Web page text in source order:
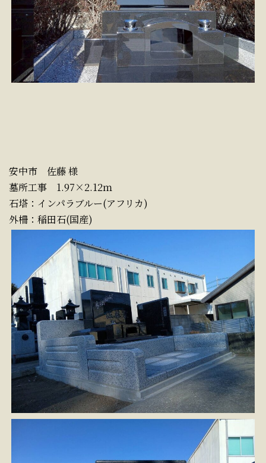
安中市 佐藤 様
墓所工事 1.97×2.12ｍ
石塔：インパラブルー(アフリカ)
外柵：稲田石(国産)